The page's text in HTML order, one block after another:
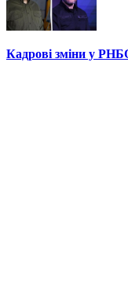
Кадрові зміни у